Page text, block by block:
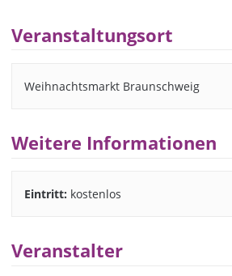
Veranstaltungsort
Weihnachtsmarkt Braunschweig
Weitere Informationen
Eintritt: kostenlos
Veranstalter